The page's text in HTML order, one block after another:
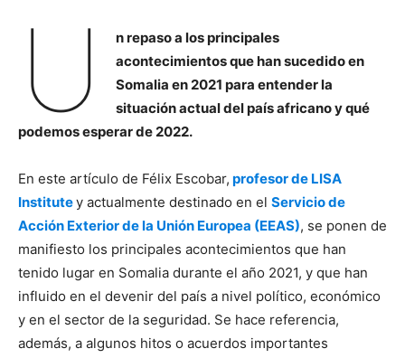
U
n repaso a los principales
acontecimientos que han sucedido en
Somalia en 2021 para entender la
situación actual del país africano y qué
podemos esperar de 2022.
En este artículo de Félix Escobar, profesor de LISA
Institutey actualmente destinado en el Servicio de
Acción Exterior de la Unión Europea (EEAS), se ponen de
manifiesto los principales acontecimientos que han
tenido lugar en Somalia durante el año 2021, y que han
influido en el devenir del país a nivel político, económico
y en el sector de la seguridad. Se hace referencia,
además, a algunos hitos o acuerdos importantes